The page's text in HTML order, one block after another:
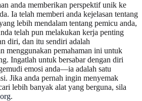
anda memberikan perspektif unik ke
Ia telah memberi anda kejelasan tentang
lebih mendalam tentang pemicu anda,
telah pun melakukan kerja penting
diri, dan itu sendiri adalah
menggunakan pemahaman ini untuk
Ingatlah untuk bersabar dengan diri
emosi anda—ia adalah satu
Jika anda pernah ingin menyemak
lebih banyak alat yang berguna, sila
.